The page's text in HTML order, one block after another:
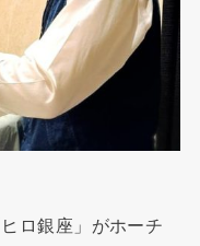
ロ銀座」がホーチ